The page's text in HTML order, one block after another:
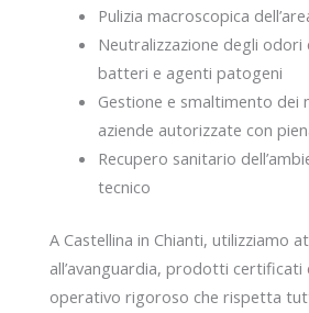
Pulizia macroscopica
Neutralizzazione degli odori
batteri e agenti patogeni
Gestione e smaltimento dei
aziende autorizzate con
Recupero sanitario
tecnico
A Castellina in Chianti, utilizziamo
all’avanguardia, prodotti
operativo rigoroso che rispetta